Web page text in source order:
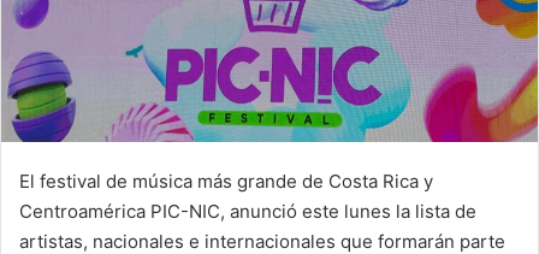
El festival de música más grande de Costa Rica y
Centroamérica PIC-NIC, anunció este lunes la lista de
artistas, nacionales e internacionales que formarán parte